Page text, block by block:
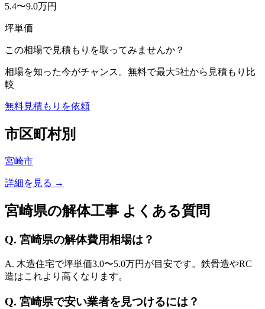
5.4〜9.0万円
坪単価
この相場で見積もりを取ってみませんか？
相場を知った今がチャンス。無料で最大5社から見積もり比
較
無料見積もりを依頼
市区町村別
宮崎市
詳細を見る →
宮崎県の解体工事 よくある質問
Q. 宮崎県の解体費用相場は？
A. 木造住宅で坪単価3.0〜5.0万円が目安です。鉄骨造やRC
造はこれより高くなります。
Q. 宮崎県で安い業者を見つけるには？